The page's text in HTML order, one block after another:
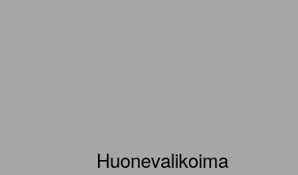
Huonevalikoima